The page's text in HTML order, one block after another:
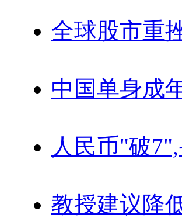
全球股市重
中国单身成
人民币"破
教授建议降